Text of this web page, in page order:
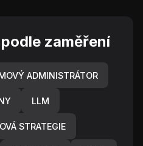
zaměření
ADMINISTRÁTOR
LLM
STRATEGIE